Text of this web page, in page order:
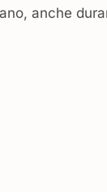
anche